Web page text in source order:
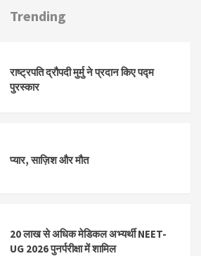
Trending
राष्ट्रपति द्रौपदी मुर्मु ने प्रदान किए पद्म
पुरस्कार
प्यार, साज़िश और मौत
20 लाख से अधिक मेडिकल अभ्यर्थी NEET-
UG 2026 पुनर्परीक्षा में शामिल